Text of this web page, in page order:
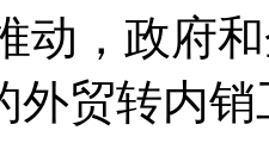
动，政府
外贸转内